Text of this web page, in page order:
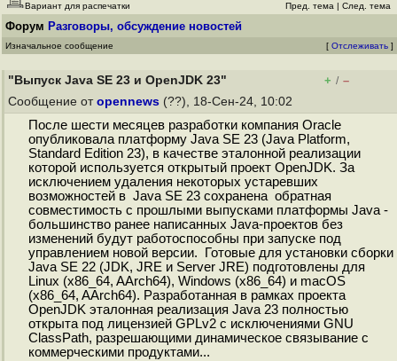
Вариант для распечатки Пред. тема | След. тема
Форум Разговоры, обсуждение новостей
Изначальное сообщение [ Отслеживать ]
"Выпуск Java SE 23 и OpenJDK 23" + / –
Сообщение от opennews (??), 18-Сен-24, 10:02
После шести месяцев разработки компания Oracle
опубликовала платформу Java SE 23 (Java Platform,
Standard Edition 23), в качестве эталонной реализации
которой используется открытый проект OpenJDK. За
исключением удаления некоторых устаревших
возможностей в Java SE 23 сохранена обратная
совместимость с прошлыми выпусками платформы Java -
большинство ранее написанных Java-проектов без
изменений будут работоспособны при запуске под
управлением новой версии. Готовые для установки сборки
Java SE 22 (JDK, JRE и Server JRE) подготовлены для
Linux (x86_64, AArch64), Windows (x86_64) и macOS
(x86_64, AArch64). Разработанная в рамках проекта
OpenJDK эталонная реализация Java 23 полностью
открыта под лицензией GPLv2 с исключениями GNU
ClassPath, разрешающими динамическое связывание с
коммерческими продуктами...